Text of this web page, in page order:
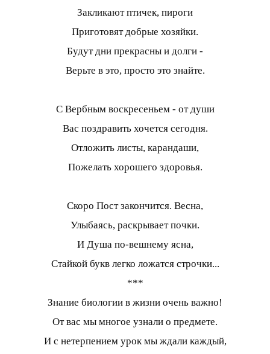
Закликают птичек, пироги
Приготовят добрые хозяйки.
Будут дни прекрасны и долги -
Верьте в это, просто это знайте.
С Вербным воскресеньем - от души
Вас поздравить хочется сегодня.
Отложить листы, карандаши,
Пожелать хорошего здоровья.
Скоро Пост закончится. Весна,
Улыбаясь, раскрывает почки.
И Душа по-вешнему ясна,
Стайкой букв легко ложатся строчки...
***
Знание биологии в жизни очень важно!
От вас мы многое узнали о предмете.
И с нетерпением урок мы ждали каждый,